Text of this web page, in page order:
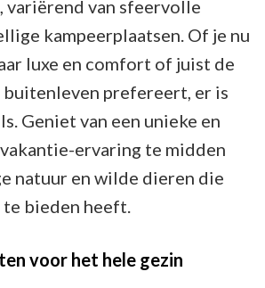
variërend van sfeervolle
kampeerplaatsen. Of je nu
luxe en comfort of juist de
buitenleven prefereert, er is
Geniet van een unieke en
ervaring te midden
natuur en wilde dieren die
te bieden heeft.
voor het hele gezin